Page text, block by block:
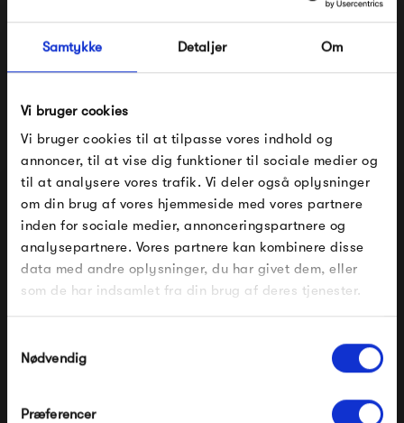
Samtykke Detaljer Om
Vi bruger cookies
Vi bruger cookies til at tilpasse vores indhold og
annoncer, til at vise dig funktioner til sociale medier og
til at analysere vores trafik. Vi deler også oplysninger
om din brug af vores hjemmeside med vores partnere
inden for sociale medier, annonceringspartnere og
analysepartnere. Vores partnere kan kombinere disse
data med andre oplysninger, du har givet dem, eller
som de har indsamlet fra din brug af deres tjenester.
Nødvendig
Præferencer
tradition som findes herhjemme.
Produkter fra samme kategori
Table Eg
Ox Denmarq Mini O
Table Hvid Marmor
FÅ 10% PÅ DIN NÆSTE ORDRE
Indtast din e-mail, så sender vi rabatkoden til dig på
mail. Minimumsbeløb er 499 kr. for at indløse
rabatten.
Gælder ikke på produkter fra Fermob, File Under